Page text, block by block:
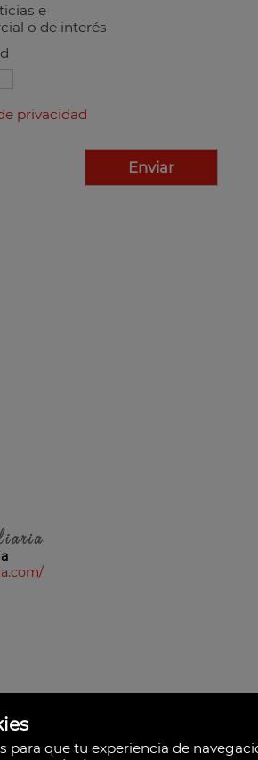
e
o de interés
privacidad
para que tu experiencia de